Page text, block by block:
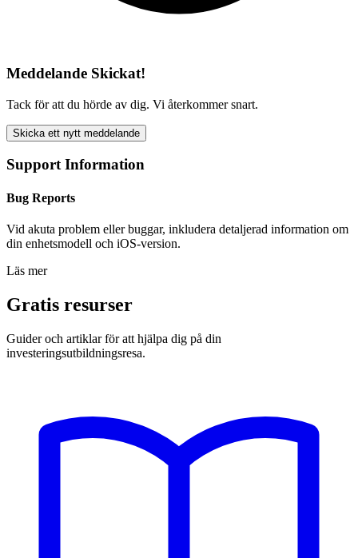
Meddelande Skickat!
Tack för att du hörde av dig. Vi återkommer snart.
Skicka ett nytt meddelande
Support Information
Bug Reports
Vid akuta problem eller buggar, inkludera detaljerad information om
din enhetsmodell och iOS-version.
Läs mer
Gratis resurser
Guider och artiklar för att hjälpa dig på din
investeringsutbildningsresa.